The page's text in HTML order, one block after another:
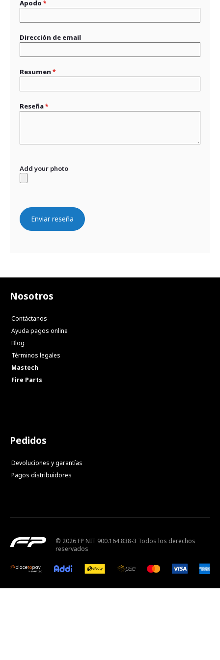
Apodo
Dirección de email
Resumen
Reseña
Add your photo
Enviar reseña
Nosotros
Contáctanos
Ayuda pagos online
Blog
Términos legales
Mastech
Fire Parts
Pedidos
Devoluciones y garantías
Pagos distribuidores
© 2026 FP NIT 900.164.838-3 Todos los derechos
reservados